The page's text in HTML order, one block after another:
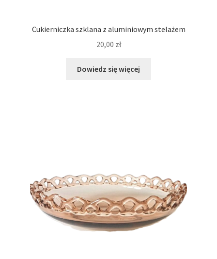
Cukierniczka szklana z aluminiowym stelażem
20,00 zł
Dowiedz się więcej